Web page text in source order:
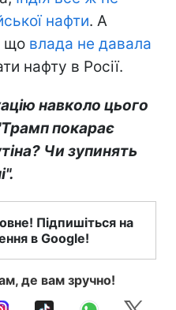
нафти. А
що влада не давала
нафту в Росії.
навколо цього
покарає
Чи зупинять
Підпишіться на
в Google!
де вам зручно!